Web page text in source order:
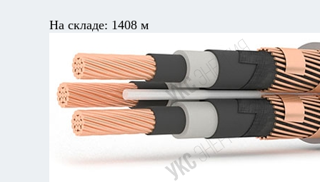
На складе: 1408 м